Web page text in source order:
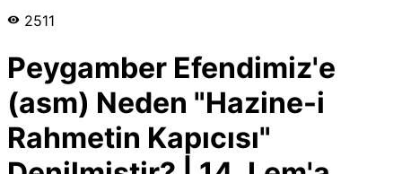
2511
Peygamber Efendimiz'e
(asm) Neden "Hazine-i
Rahmetin Kapıcısı"